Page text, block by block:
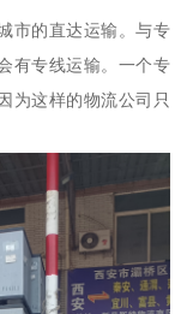
市的直达运输。与专
有专线运输。一个专
为这样的物流公司只